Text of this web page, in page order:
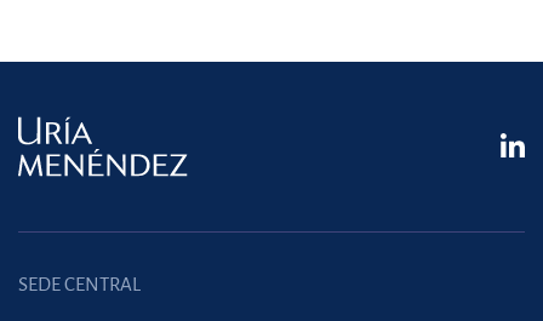
SEDE CENTRAL